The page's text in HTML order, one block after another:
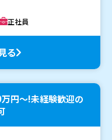
正社員
る
円〜!未経験歓迎の